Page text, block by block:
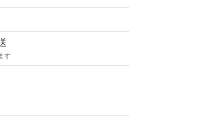
す